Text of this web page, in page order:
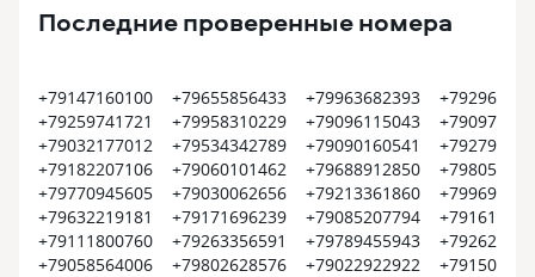
Последние проверенные номера
+79147160100
+79259741721
+79032177012
+79182207106
+79770945605
+79632219181
+79111800760
+79058564006
+79655856433
+79958310229
+79534342789
+79060101462
+79030062656
+79171696239
+79263356591
+79802628576
+79963682393
+79096115043
+79090160541
+79688912850
+79213361860
+79085207794
+79789455943
+79022922922